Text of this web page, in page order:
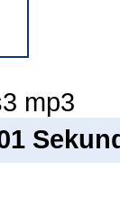
mp3